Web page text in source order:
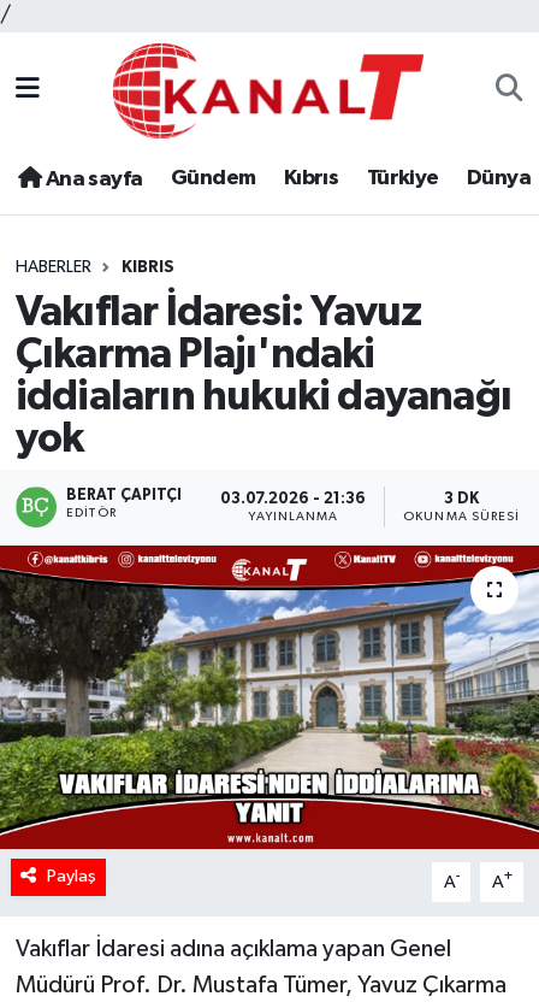
/
Ana sayfa Gündem Kıbrıs Türkiye Dünya
HABERLER KIBRIS
Vakıflar İdaresi: Yavuz
Çıkarma Plajı'ndaki
iddiaların hukuki dayanağı
yok
BERAT ÇAPITÇI
EDITÖR
03.07.2026 - 21:36
YAYINLANMA
3 DK
OKUNMA SÜRESI
Paylaş A- A+
Vakıflar İdaresi adına açıklama yapan Genel
Müdürü Prof. Dr. Mustafa Tümer, Yavuz Çıkarma